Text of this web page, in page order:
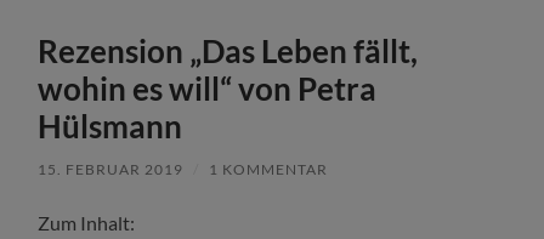
Rezension „Das Leben fällt,
wohin es will“ von Petra
Hülsmann
15. FEBRUAR 2019 1 KOMMENTAR
Zum Inhalt: